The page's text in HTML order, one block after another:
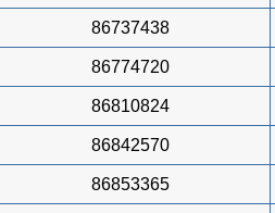
86737438
86774720
86810824
86842570
86853365